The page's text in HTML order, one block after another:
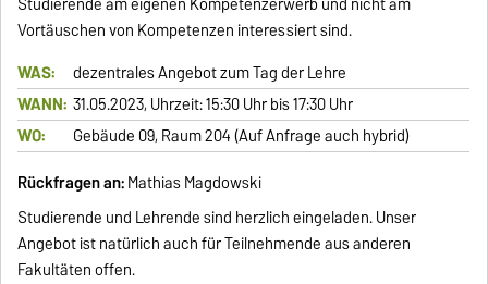
Vortäuschen von Kompetenzen interessiert sind.
WAS:
dezentrales Angebot zum Tag der Lehre
WANN: 31.05.2023, Uhrzeit: 15:30 Uhr bis 17:30 Uhr
WO:
Gebäude 09, Raum 204 (Auf Anfrage auch hybrid)
Rückfragen an:Mathias Magdowski
Studierende und Lehrende sind herzlich eingeladen. Unser
Angebot ist natürlich auch für Teilnehmende aus anderen
Fakultäten offen.